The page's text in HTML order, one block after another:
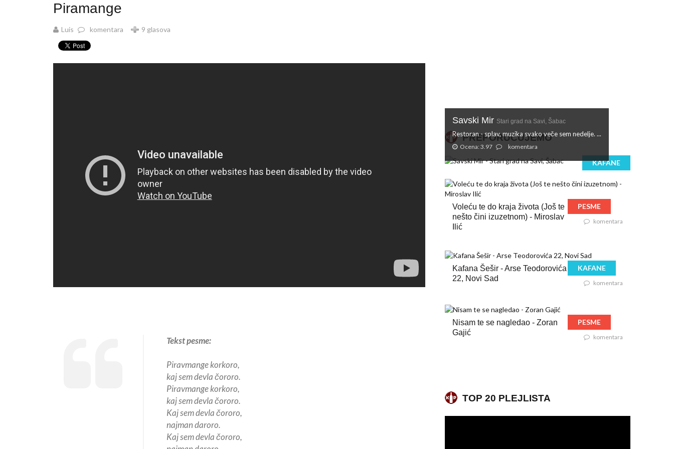
Piramange
Luis komentara 9 glasova
Tekst pesme:
Piravmange korkoro,
kaj sem devla čororo.
Piravmange korkoro,
kaj sem devla čororo.
Kaj sem devla čororo,
najman daroro.
Kaj sem devla čororo,
PREPORUČUJEMO
KAFANE
Savski Mir Stari grad na Savi, Šabac
Restoran - splav, muzika svako veče sem nedelje. ...
Ocena: 3.97 komentara
Voleću te do kraja života (Još te
nešto čini izuzetnom) - Miroslav
Ilić
PESME
komentara
Kafana Šešir - Arse Teodorovića
22, Novi Sad
KAFANE
komentara
Nisam te se nagledao - Zoran
Gajić
PESME
komentara
TOP 20 PLEJLISTA